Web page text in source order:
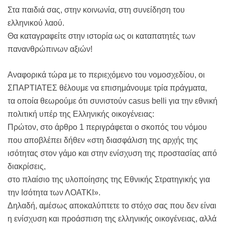
Στα παιδιά σας, στην κοινωνία, στη συνείδηση του
ελληνικού λαού.
Θα καταγραφείτε στην ιστορία ως οι καταπατητές των
πανανθρώπινων αξιών!
Αναφορικά τώρα με το περιεχόμενο του νομοσχεδίου, οι
ΣΠΑΡΤΙΑΤΕΣ θέλουμε να επισημάνουμε τρία πράγματα,
τα οποία θεωρούμε ότι συνιστούν casus belli για την εθνική
πολιτική υπέρ της Ελληνικής οικογένειας:
Πρώτον, στο άρθρο 1 περιγράφεται ο σκοπός του νόμου
που αποβλέπει δήθεν «στη διασφάλιση της αρχής της
ισότητας στον γάμο και στην ενίσχυση της προστασίας από
διακρίσεις,
στο πλαίσιο της υλοποίησης της Εθνικής Στρατηγικής για
την Ισότητα των ΛΟΑΤΚΙ».
Δηλαδή, αμέσως αποκαλύπτετε το στόχο σας που δεν είναι
η ενίσχυση και προάσπιση της ελληνικής οικογένειας, αλλά